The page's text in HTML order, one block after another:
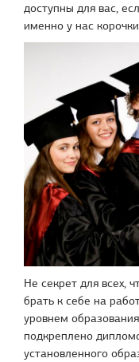
доступны для вас,
именно у нас
Не секрет для всех,
брать к себе на
уровнем
подкреплено
установленного